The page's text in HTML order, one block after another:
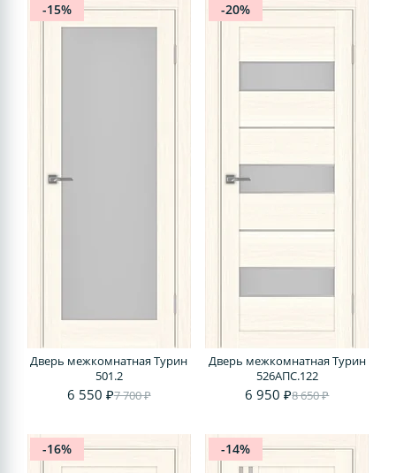
-15%
Дверь межкомнатная Турин
501.2
6 550 ₽7 700 ₽
-20%
Дверь межкомнатная Турин
526АПС.122
6 950 ₽8 650 ₽
-16% -14%